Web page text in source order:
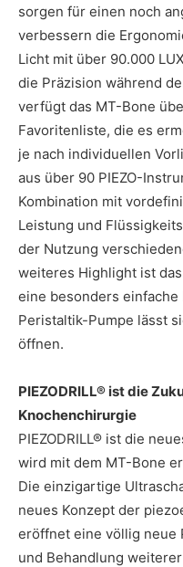
sorgen für einen noch
verbessern die
Licht mit über 90.000
die Präzision während
verfügt das MT-Bone
Favoritenliste, die es
je nach individuellen
aus über 90 PIEZO-
Kombination mit
Leistung und
der Nutzung
weiteres Highlight ist
eine besonders einfache
Peristaltik-Pumpe lässt
öffnen.
PIEZODRILL® ist die
Knochenchirurgie
PIEZODRILL® ist die
wird mit dem MT-Bone
Die einzigartige
neues Konzept der
eröffnet eine völlig neue
und Behandlung